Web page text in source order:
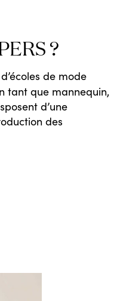
?
de mode
tant que mannequin,
d’une
des